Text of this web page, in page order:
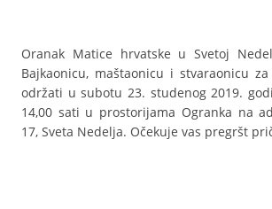
Oranak Matice hrvatske u Svetoj
Bajkaonicu, maštaonicu i stvaraonicu
održati u subotu 23. studenog 2019.
14,00 sati u prostorijama Ogranka na
17, Sveta Nedelja. Očekuje vas pregršt